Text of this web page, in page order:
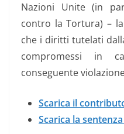
Nazioni Unite (in
contro la Tortura) –
che i diritti tutelati
compromessi in
conseguente
Scarica il
Scarica la